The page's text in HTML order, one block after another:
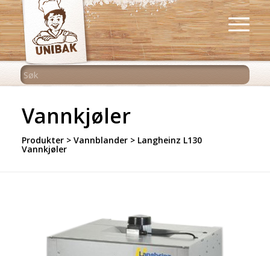
Vannkjøler
Produkter> Vannblander> Langheinz L130
Vannkjøler